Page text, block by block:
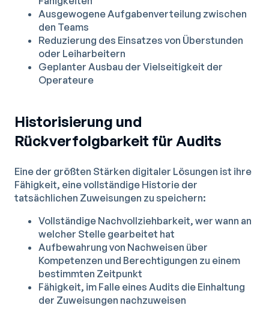
Ausgewogene Aufgabenverteilung zwischen
den Teams
Reduzierung des Einsatzes von Überstunden
oder Leiharbeitern
Geplanter Ausbau der Vielseitigkeit der
Operateure
Historisierung und
Rückverfolgbarkeit für Audits
Eine der größten Stärken digitaler Lösungen ist ihre
Fähigkeit, eine vollständige Historie der
tatsächlichen Zuweisungen zu speichern:
Vollständige Nachvollziehbarkeit, wer wann an
welcher Stelle gearbeitet hat
Aufbewahrung von Nachweisen über
Kompetenzen und Berechtigungen zu einem
bestimmten Zeitpunkt
Fähigkeit, im Falle eines Audits die Einhaltung
der Zuweisungen nachzuweisen